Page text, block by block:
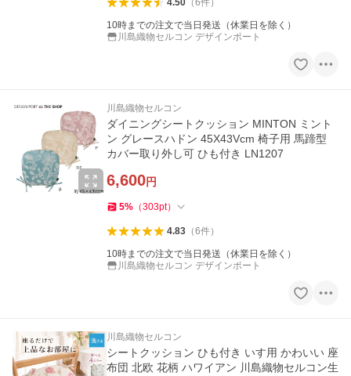
4.50（6件）
10時までの注文で当日発送（休業日を除く）
川島織物セルコン デザインポート
川島織物セルコン
ダイニングシートクッション MINTON ミント
ン グレースハドン 45X43Vcm 椅子用 馬蹄型
カバー取り外し可 ひも付き LN1207
6,600円
5% （303pt）
4.83（6件）
10時までの注文で当日発送（休業日を除く）
川島織物セルコン デザインポート
川島織物セルコン
シートクッション ひも付き いす用 かわいい 座
布団 北欧 花柄 ハワイアン 川島織物セルコン生